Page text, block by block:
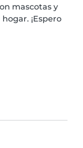
mascotas y
¡Espero